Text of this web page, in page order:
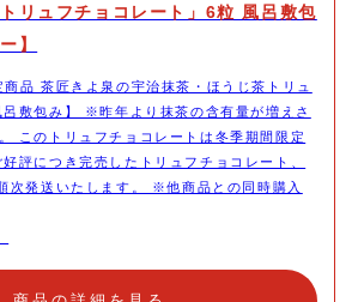
リュフチョコレート」6粒 風呂敷包
】
品 茶匠きよ泉の宇治抹茶・ほうじ茶トリュ
敷包み】 ※昨年より抹茶の含有量が増えさ
このトリュフチョコレートは冬季期間限定
評につき完売したトリュフチョコレート、
次発送いたします。 ※他商品との同時購入
ッシュに、茶師自らが厳選した茶葉のみを使
うじ茶の風味を引き立てる厳選した生クリ